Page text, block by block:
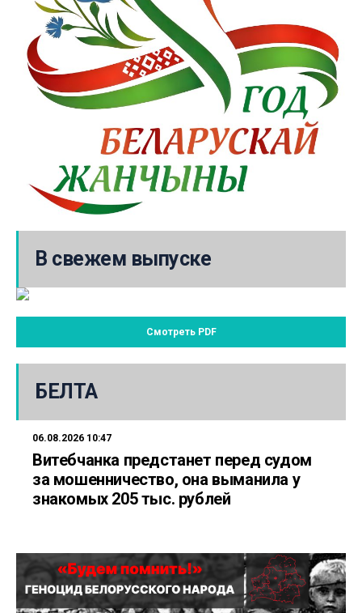
В свежем выпуске
Смотреть PDF
БЕЛТА
06.08.2026 10:47
Витебчанка предстанет перед судом
за мошенничество, она выманила у
знакомых 205 тыс. рублей